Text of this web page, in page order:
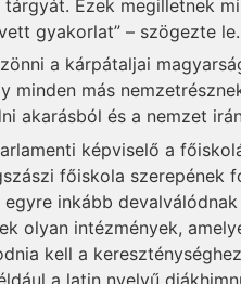
Ezek megilletnek
gyakorlat” – szögezte le.
a kárpátaljai
minden más
akarásból és a nemzet
képviselő a
főiskola szerepének
egyre inkább
olyan intézmények,
kell a